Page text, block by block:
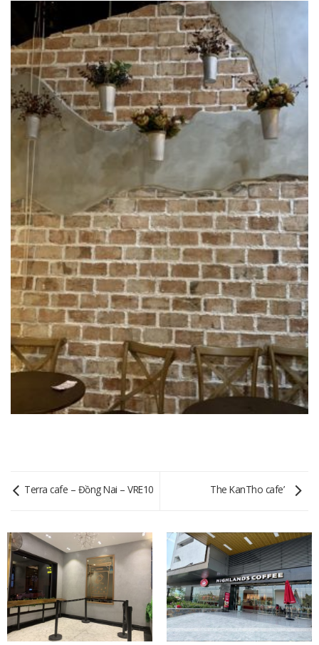
Terra cafe – Đồng Nai – VRE10 The KanTho cafe’